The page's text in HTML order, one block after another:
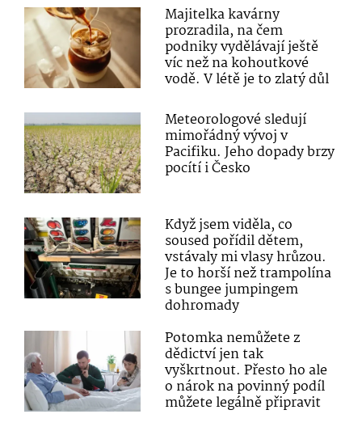
Majitelka kavárny
prozradila, na čem
podniky vydělávají ještě
víc než na kohoutkové
vodě. V létě je to zlatý důl
Meteorologové sledují
mimořádný vývoj v
Pacifiku. Jeho dopady brzy
pocítí i Česko
Když jsem viděla, co
soused pořídil dětem,
vstávaly mi vlasy hrůzou.
Je to horší než trampolína
s bungee jumpingem
dohromady
Potomka nemůžete z
dědictví jen tak
vyškrtnout. Přesto ho ale
o nárok na povinný podíl
můžete legálně připravit